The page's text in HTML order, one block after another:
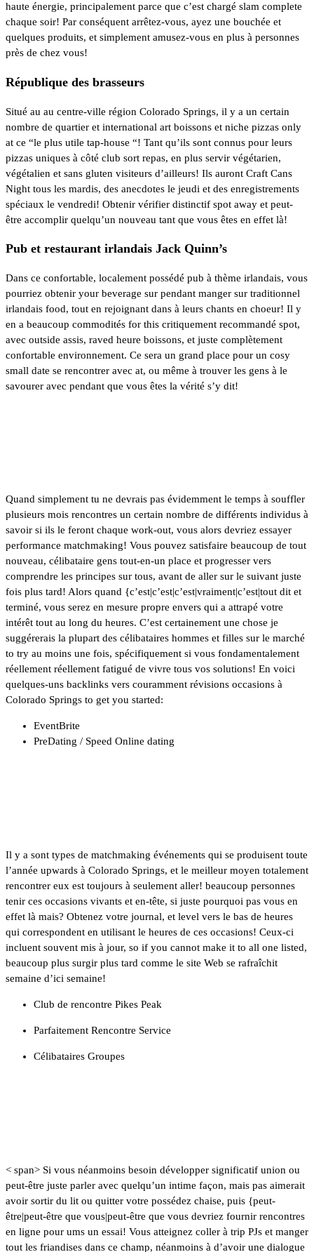
haute énergie, principalement parce que c’est chargé slam complete
chaque soir! Par conséquent arrêtez-vous, ayez une bouchée et
quelques produits, et simplement amusez-vous en plus à personnes
près de chez vous!
République des brasseurs
Situé au au centre-ville région Colorado Springs, il y a un certain
nombre de quartier et international art boissons et niche pizzas only
at ce “le plus utile tap-house “! Tant qu’ils sont connus pour leurs
pizzas uniques à côté club sort repas, en plus servir végétarien,
végétalien et sans gluten visiteurs d’ailleurs! Ils auront Craft Cans
Night tous les mardis, des anecdotes le jeudi et des enregistrements
spéciaux le vendredi! Obtenir vérifier distinctif spot away et peut-
être accomplir quelqu’un nouveau tant que vous êtes en effet là!
Pub et restaurant irlandais Jack Quinn’s
Dans ce confortable, localement possédé pub à thème irlandais, vous
pourriez obtenir your beverage sur pendant manger sur traditionnel
irlandais food, tout en rejoignant dans à leurs chants en choeur! Il y
en a beaucoup commodités for this critiquement recommandé spot,
avec outside assis, raved heure boissons, et juste complètement
confortable environnement. Ce sera un grand place pour un cosy
small date se rencontrer avec at, ou même à trouver les gens à le
savourer avec pendant que vous êtes la vérité s’y dit!
Quand simplement tu ne devrais pas évidemment le temps à souffler
plusieurs mois rencontres un certain nombre de différents individus à
savoir si ils le feront chaque work-out, vous alors devriez essayer
performance matchmaking! Vous pouvez satisfaire beaucoup de tout
nouveau, célibataire gens tout-en-un place et progresser vers
comprendre les principes sur tous, avant de aller sur le suivant juste
fois plus tard! Alors quand {c’est|c’est|c’est|vraiment|c’est|tout dit et
terminé, vous serez en mesure propre envers qui a attrapé votre
intérêt tout au long du heures. C’est certainement une chose je
suggérerais la plupart des célibataires hommes et filles sur le marché
to try au moins une fois, spécifiquement si vous fondamentalement
réellement réellement fatigué de vivre tous vos solutions! En voici
quelques-uns backlinks vers couramment révisions occasions à
Colorado Springs to get you started:
EventBrite
PreDating / Speed ​​Online dating
Il y a sont types de matchmaking événements qui se produisent toute
l’année upwards à Colorado Springs, et le meilleur moyen totalement
rencontrer eux est toujours à seulement aller! beaucoup personnes
tenir ces occasions vivants et en-tête, si juste pourquoi pas vous en
effet là mais? Obtenez votre journal, et level vers le bas de heures
qui correspondent en utilisant le heures de ces occasions! Ceux-ci
incluent souvent mis à jour, so if you cannot make it to all one listed,
beaucoup plus surgir plus tard comme le site Web se rafraîchit
semaine d’ici semaine!
Club de rencontre Pikes Peak
Parfaitement Rencontre Service
Célibataires Groupes
< span> Si vous néanmoins besoin développer significatif union ou
peut-être juste parler avec quelqu’un intime façon, mais pas aimerait
avoir sortir du lit ou quitter votre possédez chaise, puis {peut-
être|peut-être que vous|peut-être que vous devriez fournir rencontres
en ligne pour ums un essai! Vous atteignez coller à trip PJs et manger
tout les friandises dans ce champ, néanmoins à d’avoir une dialogue